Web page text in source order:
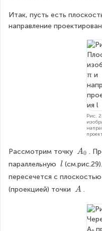
Итак, пусть есть
направление
Рис.
Рассмотрим точку A
_
0
A0 .
параллельную \
\
l
пересечется с плоскостью
(проекцией) точки \
A .